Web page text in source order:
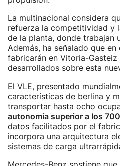
La multinacional considera
refuerza la competitividad y
de la planta, donde trabajan
Además, ha señalado que
fabricarán en Vitoria-
desarrollados sobre esta
El VLE, presentado
características de berlina y
transportar hasta ocho
autonomía superior a los
datos facilitados por el
incorpora una arquitectura
sistemas de carga